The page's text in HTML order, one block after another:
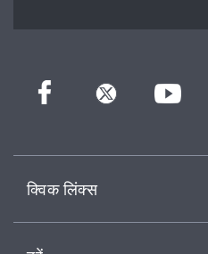
क्विक लिंक्स